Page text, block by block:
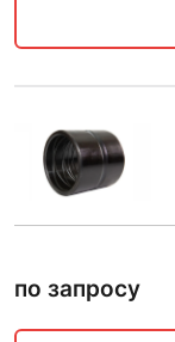
по запросу